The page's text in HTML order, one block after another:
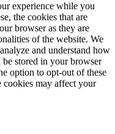
experience while you
the cookies that are
browser as they are
of the website. We
and understand how
stored in your browser
option to opt-out of these
cookies may affect your